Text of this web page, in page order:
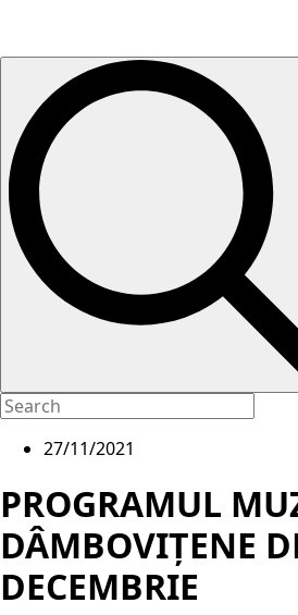
27/11/2021
PROGRAMUL
DÂMBOVIȚENE
DECEMBRIE